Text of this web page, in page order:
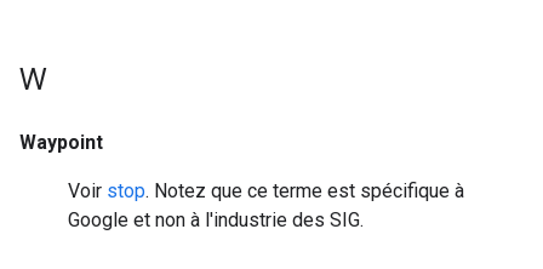
W
Waypoint
Voir stop. Notez que ce terme est spécifique à
Google et non à l'industrie des SIG.